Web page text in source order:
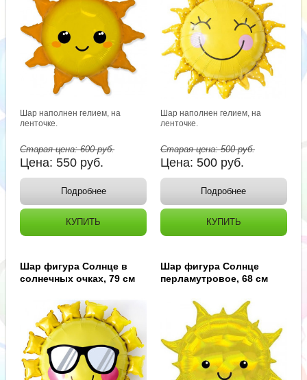
Шар наполнен гелием, на
ленточке.
Старая цена:600руб.
Цена:550 руб.
Подробнее
КУПИТЬ
Шар наполнен гелием, на
ленточке.
Старая цена:500руб.
Цена: 500 руб.
Подробнее
КУПИТЬ
Шар фигура Солнце в
солнечных очках, 79 см
Шар фигура Солнце
перламутровое, 68 см